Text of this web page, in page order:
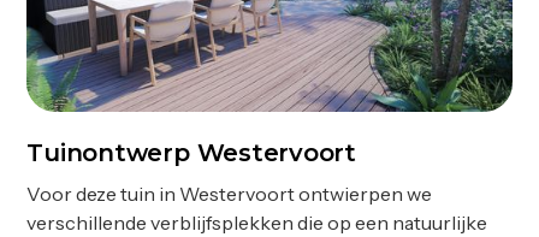
Ontwerp
Tuinontwerp Westervoort
Voor deze tuin in Westervoort ontwierpen we
verschillende verblijfsplekken die op een natuurlijke